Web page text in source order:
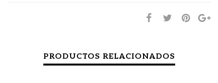
PRODUCTOS RELACIONADOS